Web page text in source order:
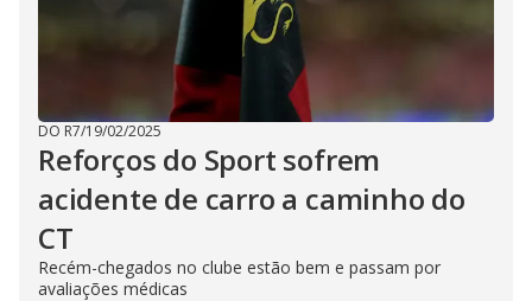
DO R7/19/02/2025
Reforços do Sport sofrem
acidente de carro a caminho do
CT
Recém-chegados no clube estão bem e passam por
avaliações médicas